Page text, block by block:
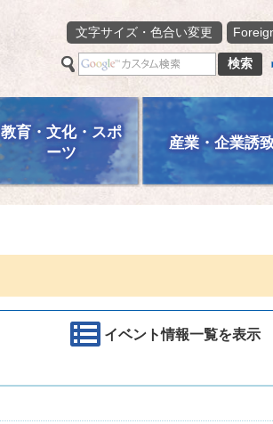
文字サイズ・色合い変更
教育・文化・スポ
ーツ
産業・企業誘
イベント情報一覧を表示